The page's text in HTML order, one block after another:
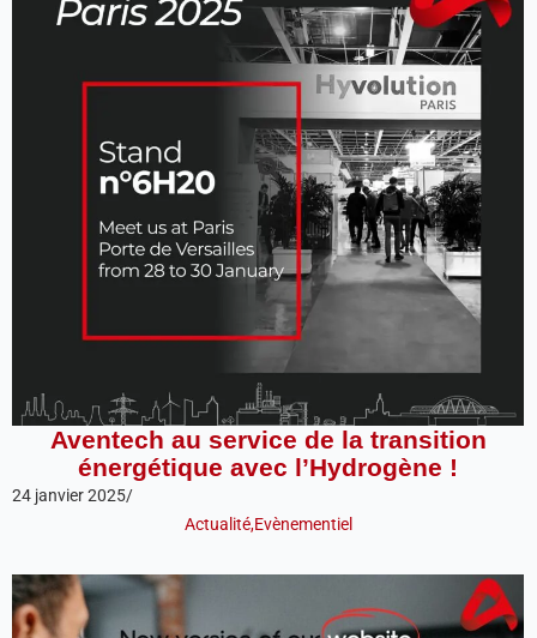
Aventech au service de la transition
énergétique avec l’Hydrogène !
24 janvier 2025/
Actualité,Evènementiel